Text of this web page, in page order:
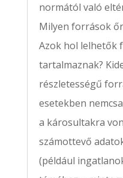
normától való
Milyen források
Azok hol lelhetők
tartalmaznak?
részletességű
esetekben
a károsultakra
számottevő
(például